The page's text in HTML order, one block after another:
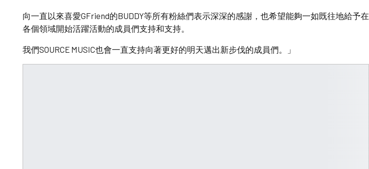
向一直以來喜愛GFriend的BUDDY等所有粉絲們表示深深的感謝，也希望能夠一如既往地給予在
各個領域開始活躍活動的成員們支持和支持。
我們SOURCE MUSIC也會一直支持向著更好的明天邁出新步伐的成員們。」